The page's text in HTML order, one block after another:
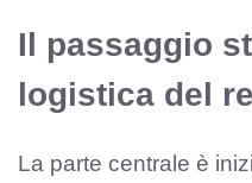
Il passaggio
logistica del
La parte centrale è